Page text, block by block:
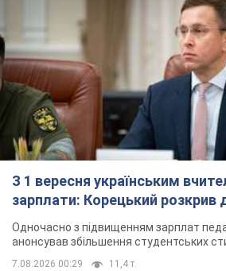
З 1 вересня українським
зарплати: Корецький розкрив
Одночасно з підвищенням зарплат
анонсував збільшення студентських
7.08.2026 00:29 11,4 т.